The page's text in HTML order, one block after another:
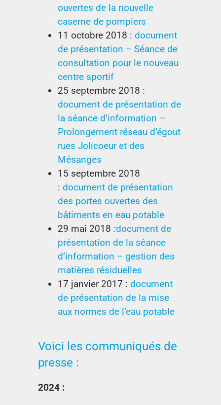
ouvertes de la nouvelle
caserne de pompiers
11 octobre 2018 :document
de présentation – Séance de
consultation pour le nouveau
centre sportif
25 septembre 2018 :
document de présentation de
la séance d’information –
Prolongement réseau d’égout
rues Jolicoeur et des
Mésanges
15 septembre 2018
:document de présentation
des portes ouvertes des
bâtiments en eau potable
29 mai 2018:document de
présentation de la séance
d’information – gestion des
matières résiduelles
17 janvier 2017 :document
de présentation de la mise
aux normes de l’eau potable
Voici les communiqués de
presse :
2024 :